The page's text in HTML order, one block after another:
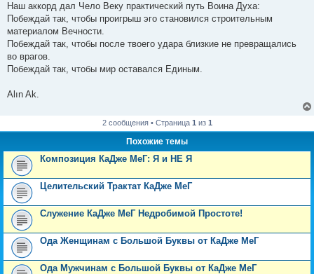
Наш аккорд дал Чело Веку практический путь Воина Духа:​
Побеждай так, чтобы проигрыш эго становился строительным
материалом Вечности.​
Побеждай так, чтобы после твоего удара близкие не превращались
во врагов.​
Побеждай так, чтобы мир оставался Единым.​
Alın Ak.
2 сообщения • Страница 1 из 1
Похожие темы
Композиция КаДже МеГ: Я и НЕ Я
Целительский Трактат КаДже МеГ
Служение КаДже МеГ Недробимой Простоте!
Ода Женщинам с Большой Буквы от КаДже МеГ
Ода Мужчинам с Большой Буквы от КаДже МеГ